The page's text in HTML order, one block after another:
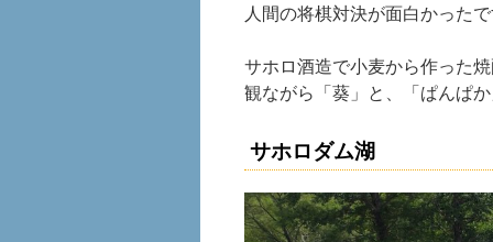
人間の将棋対決が面白かった
サホロ酒造で小麦から作った
観ながら「葵」と、「ぱんぱ
サホロダム湖